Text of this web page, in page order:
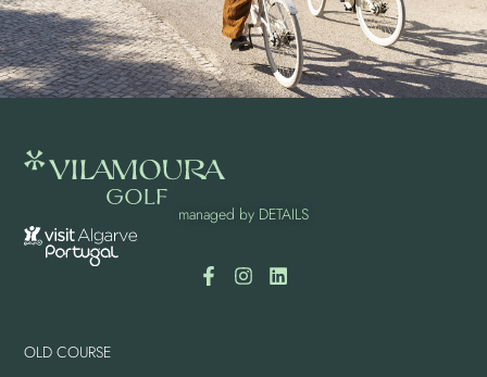
managed by DETAILS
OLD COURSE